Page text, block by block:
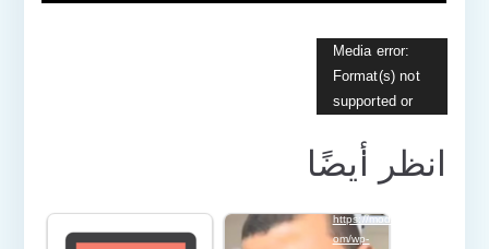
مشغل
الفيديو
Media error:
Format(s) not
supported or
found
https://modajana.c
om/wp-
انظر أيضًا